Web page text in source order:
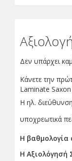
Δεν υπάρχει
Κάνετε την
Laminate Saxon
Η ηλ.
υποχρεωτικά
Η βαθμολογία
Η Αξιολόγησή